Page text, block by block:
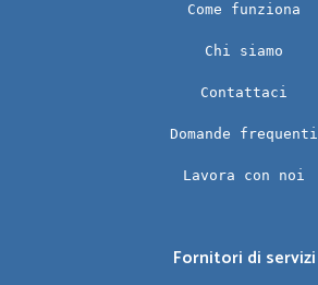
Come funziona
Chi siamo
Contattaci
Domande frequenti
Lavora con noi
Fornitori di servizi